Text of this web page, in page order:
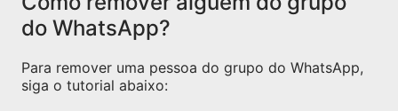
do WhatsApp?
Para remover uma pessoa do grupo do WhatsApp,
siga o tutorial abaixo: